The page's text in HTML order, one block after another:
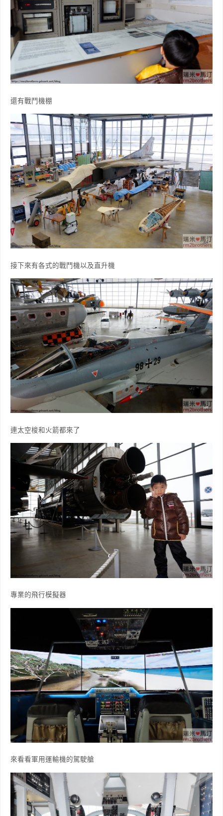
還有戰鬥機棚
接下來有各式的戰鬥機以及直升機
連太空梭和火箭都來了
專業的飛行模擬器
來看看軍用運輸機的駕駛艙